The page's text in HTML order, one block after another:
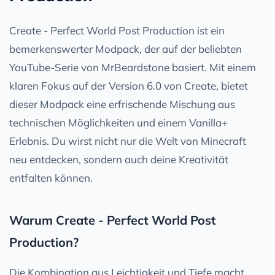
Create - Perfect World Post Production ist ein
bemerkenswerter Modpack, der auf der beliebten
YouTube-Serie von MrBeardstone basiert. Mit einem
klaren Fokus auf der Version 6.0 von Create, bietet
dieser Modpack eine erfrischende Mischung aus
technischen Möglichkeiten und einem Vanilla+
Erlebnis. Du wirst nicht nur die Welt von Minecraft
neu entdecken, sondern auch deine Kreativität
entfalten können.
Warum Create - Perfect World Post
Production?
Die Kombination aus Leichtigkeit und Tiefe macht